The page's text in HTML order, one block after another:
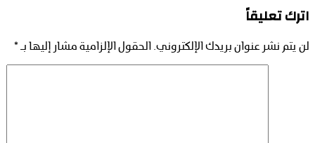
اترك تعليقاً
لن يتم نشر عنوان بريدك الإلكتروني. الحقول الإلزامية مشار إليها بـ *